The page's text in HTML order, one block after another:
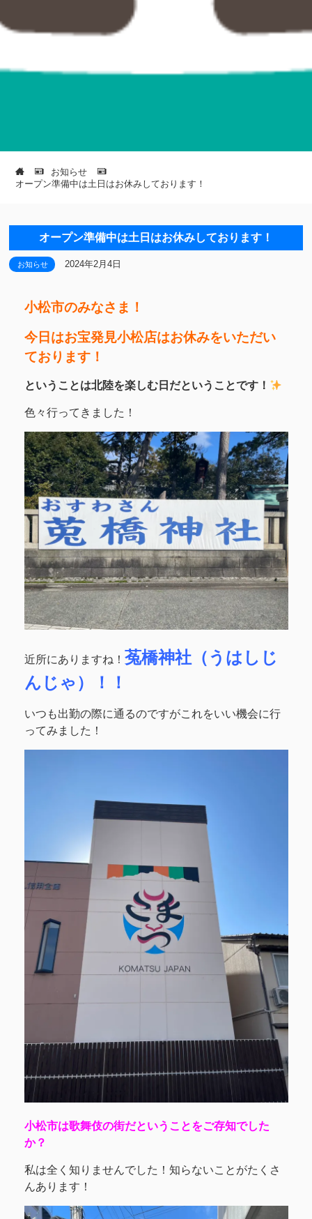
お知らせ
オープン準備中は土日はお休みしております！
オープン準備中は土日はお休みしております！
お知らせ 2024年2月4日
小松市のみなさま！
今日はお宝発見小松店はお休みをいただい
ております！
ということは北陸を楽しむ日だということです！
色々行ってきました！
近所にありますね！ 菟橋神社（うはしじ
んじゃ）！！
いつも出勤の際に通るのですがこれをいい機会に行
ってみました！
小松市は歌舞伎の街だということをご存知でした
か？
私は全く知りませんでした！知らないことがたくさ
んあります！